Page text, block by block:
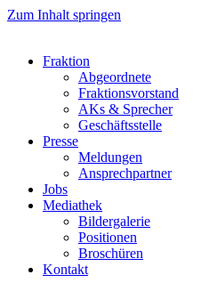
Zum Inhalt springen
Fraktion
Abgeordnete
Fraktions­vorstand
AKs & Sprecher
Geschäftsstelle
Presse
Meldungen
Ansprechpartner
Jobs
Mediathek
Bildergalerie
Positionen
Broschüren
Kontakt